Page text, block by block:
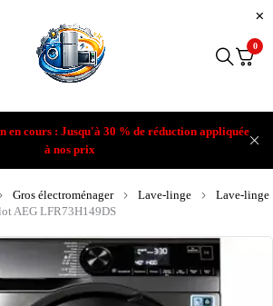
en cours : Jusqu'à 30 % de réduction appliquée
à nos prix
0
Gros électroménager Lave-linge
Lave-linge
AEG LFR73H149DS